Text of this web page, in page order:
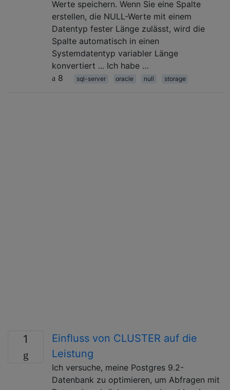
Werte speichern. Wenn Sie eine Spalte
erstellen, die NULL-Werte mit einem
Datentyp fester Länge zulässt, wird die
Spalte automatisch in einen
Systemdatentyp variabler Länge
konvertiert ... Ich habe …
8
sql-server oracle null storage
1
Einfluss von CLUSTER auf die
Leistung
Ich versuche, meine Postgres 9.2-
Datenbank zu optimieren, um Abfragen mit